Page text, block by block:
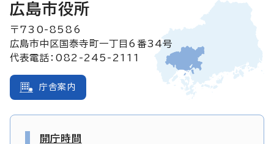
広島市役所
〒730-8586
広島市中区国泰寺町一丁目6番34号
代表電話：082-245-2111
庁舎案内
開庁時間